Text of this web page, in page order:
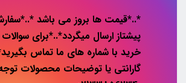
*..*قیمت ها بروز می باشد
پیشتاز ارسال میگردد*..*برای
خرید با شماره های ما تماس
گارانتی یا توضیحات محصولات